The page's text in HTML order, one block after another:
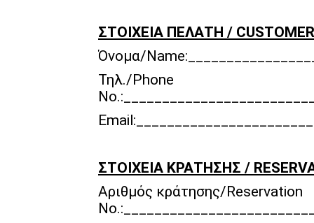
ΣΤΟΙΧΕΙΑ ΠΕΛΑΤΗ /
Όνομα/
Τηλ./Phone
ΣΤΟΙΧΕΙΑ ΚΡΑΤΗΣΗΣ /
Αριθμός κράτησης/Reservation